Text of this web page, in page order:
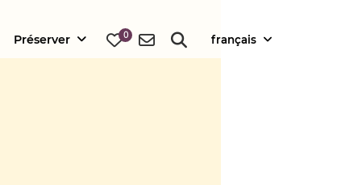
Préserver 0 français